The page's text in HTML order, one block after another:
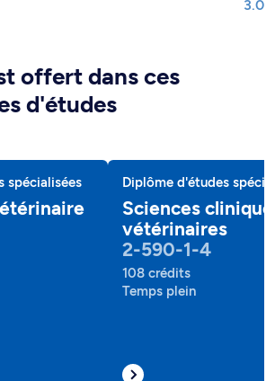
3.0
offert dans ces
d'études
spécialisées Diplôme d'études
Sciences
vétérinaires
2-590-1-4
108 crédits
Temps plein